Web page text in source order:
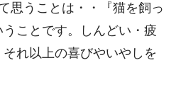
思うことは・・『猫を飼っ
ことです。しんどい・疲
れ以上の喜びやいやしを